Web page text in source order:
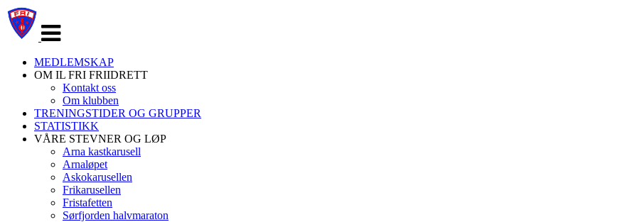
navigasjon
MEDLEMSKAP
OM IL FRI FRIIDRETT
Kontakt oss
Om klubben
TRENINGSTIDER OG GRUPPER
STATISTIKK
VÅRE STEVNER OG LØP
Arna kastkarusell
Arnaløpet
Askokarusellen
Frikarusellen
Fristafetten
Sørfjorden halvmaraton